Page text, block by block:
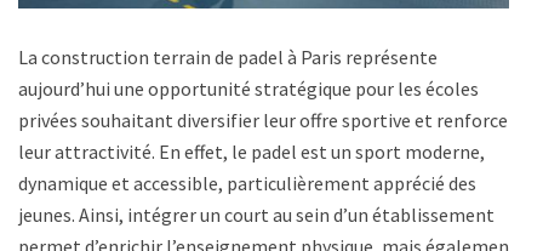
La construction terrain de padel à Paris représente
aujourd’hui une opportunité stratégique pour les écoles
privées souhaitant diversifier leur offre sportive et renforcer
leur attractivité. En effet, le padel est un sport moderne,
dynamique et accessible, particulièrement apprécié des
jeunes. Ainsi, intégrer un court au sein d’un établissement
permet d’enrichir l’enseignement physique, mais également